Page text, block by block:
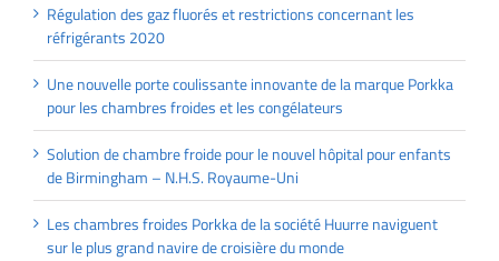
Régulation des gaz fluorés et restrictions concernant les
réfrigérants 2020
Une nouvelle porte coulissante innovante de la marque Porkka
pour les chambres froides et les congélateurs
Solution de chambre froide pour le nouvel hôpital pour enfants
de Birmingham – N.H.S. Royaume-Uni
Les chambres froides Porkka de la société Huurre naviguent
sur le plus grand navire de croisière du monde